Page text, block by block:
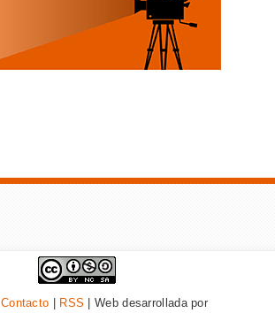
Contacto RSS | Web desarrollada por